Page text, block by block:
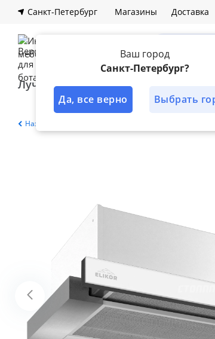
Ваш город
Санкт-Петербург?
Да, все верно Выбрать
Санкт-Петербург Магазины Доставка
Лучшее решение
Назад